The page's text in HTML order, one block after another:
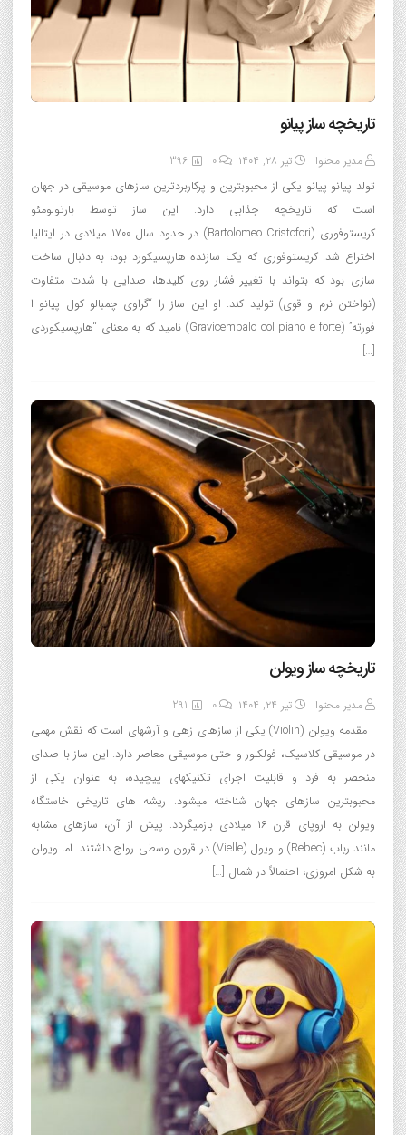
تاریخچه ساز پیانو
مدیر محتوا تیر ۲۸, ۱۴۰۴ 0
396
تولد پیانو پیانو یکی از محبوبترین و پرکاربردترین سازهای موسیقی در جهان
است که تاریخچه جذابی دارد. این ساز توسط بارتولومئو
کریستوفوری (Bartolomeo Cristofori) در حدود سال ۱۷۰۰ میلادی در ایتالیا
اختراع شد. کریستوفوری که یک سازنده هارپسیکورد بود، به دنبال ساخت
سازی بود که بتواند با تغییر فشار روی کلیدها، صدایی با شدت متفاوت
(نواختن نرم و قوی) تولید کند. او این ساز را “گراوی چمبالو کول پیانو ا
فورته” (Gravicembalo col piano e forte) نامید که به معنای “هارپسیکوردی
[…]
تاریخچه ساز ویولن
مدیر محتوا تیر ۲۴, ۱۴۰۴ 0
291
مقدمه ویولن (Violin) یکی از سازهای زهی و آرشهای است که نقش مهمی
در موسیقی کلاسیک، فولکلور و حتی موسیقی معاصر دارد. این ساز با صدای
منحصر به فرد و قابلیت اجرای تکنیکهای پیچیده، به عنوان یکی از
محبوبترین سازهای جهان شناخته میشود. ریشه های تاریخی خاستگاه
ویولن به اروپای قرن ۱۶ میلادی بازمیگردد. پیش از آن، سازهای مشابه
مانند رباب (Rebec) و ویول (Vielle) در قرون وسطی رواج داشتند. اما ویولن
به شکل امروزی، احتمالاً در شمال […]